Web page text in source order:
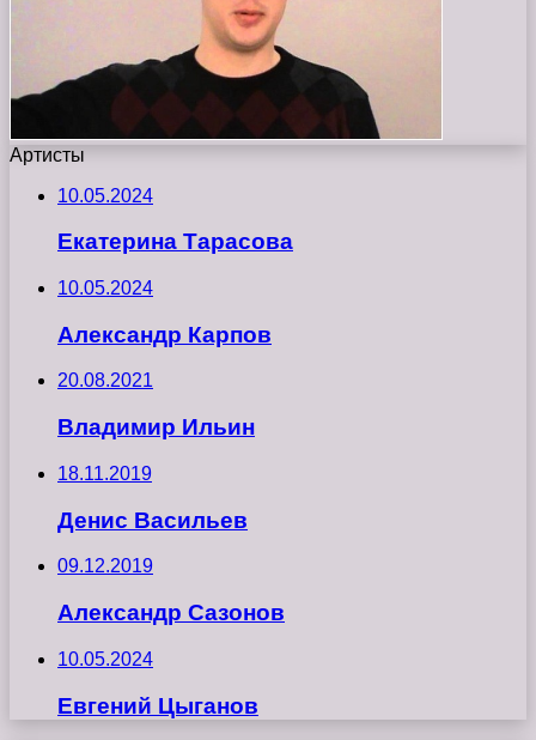
Артисты
10.05.2024
Екатерина Тарасова
10.05.2024
Александр Карпов
20.08.2021
Владимир Ильин
18.11.2019
Денис Васильев
09.12.2019
Александр Сазонов
10.05.2024
Евгений Цыганов